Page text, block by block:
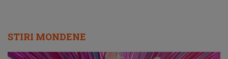
STIRI MONDENE